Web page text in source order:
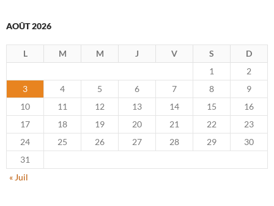
AOÛT 2026
L M M J V S
D
1
2
3
4 5 6 7 8
9
10
11 12 13 14 15
16
17
18 19 20 21 22
23
24
25 26 27 28 29
30
31
« Juil